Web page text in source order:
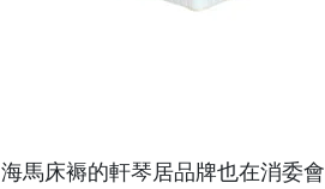
海馬床褥的軒琴居品牌也在消委